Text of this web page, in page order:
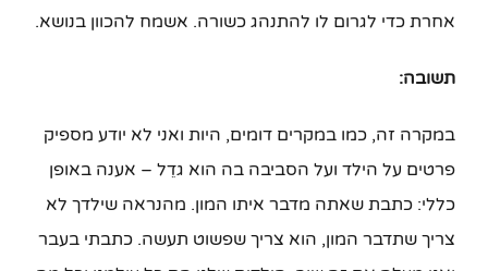
אחרת כדי לגרום לו להתנהג כשורה. אשמח להכוון בנושא.
תשובה:
במקרה זה, כמו במקרים דומים, היות ואני לא יודע מספיק
פרטים על הילד ועל הסביבה בה הוא גדֵל – אענה באופן
כללי: כתבת שאתה מדבר איתו המון. מהנראה שילדך לא
צריך שתדבר המון, הוא צריך שפשוט תעשה. כתבתי בעבר